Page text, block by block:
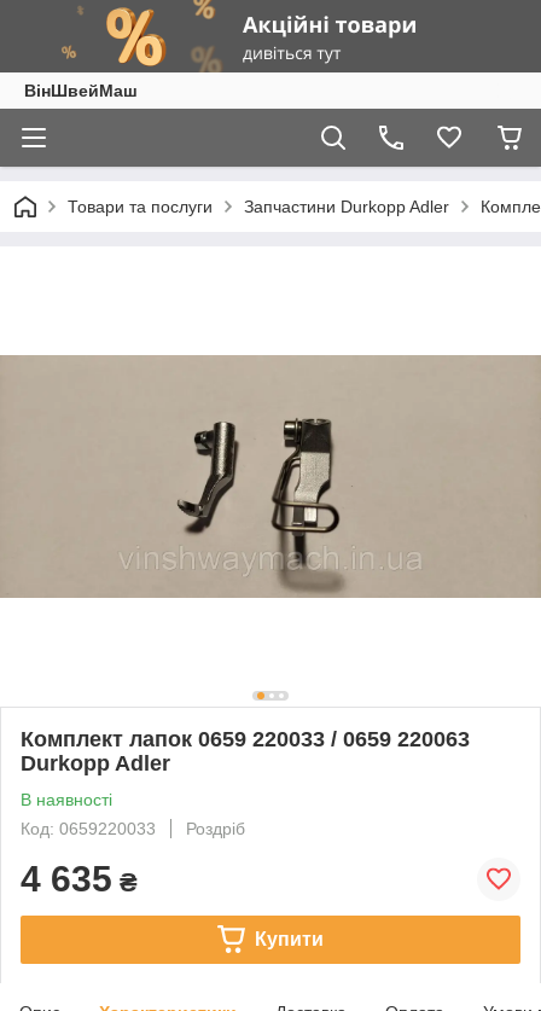
ВінШвейМаш
Товари та послуги Запчастини Durkopp Adler
Комплект лапок 0659 220033 / 0659 220063
Durkopp Adler
В наявності
Код: 0659220033
Роздріб
4 635 ₴
Купити